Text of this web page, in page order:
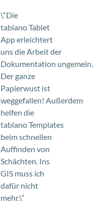
\“Die
tablano Tablet
App erleichtert
uns die Arbeit der
Dokumentation ungemein.
Der ganze
Papierwust ist
weggefallen! Außerdem
helfen die
tablano Templates
beim schnellen
Auffinden von
Schächten. Ins
GIS muss ich
dafür nicht
mehr.\“